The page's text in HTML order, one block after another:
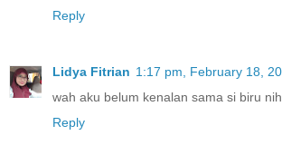
Reply
Lidya Fitrian 1:17 pm, February 18,
wah aku belum kenalan sama si biru
Reply